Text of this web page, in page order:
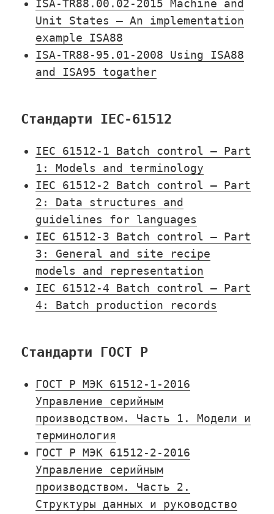
ISA-TR88.00.02-2015 Machine and
Unit States – An implementation
example ISA88
ISA-TR88-95.01-2008 Using ISA88
and ISA95 togather
Стандарти IEC-61512
IEC 61512-1 Batch control – Part
1: Models and terminology
IEC 61512-2 Batch control – Part
2: Data structures and
guidelines for languages
IEC 61512-3 Batch control – Part
3: General and site recipe
models and representation
IEC 61512-4 Batch control – Part
4: Batch production records
Стандарти ГОСТ Р
ГОСТ Р МЭК 61512-1-2016
Управление серийным
производством. Часть 1. Модели и
терминология
ГОСТ Р МЭК 61512-2-2016
Управление серийным
производством. Часть 2.
Структуры данных и руководство